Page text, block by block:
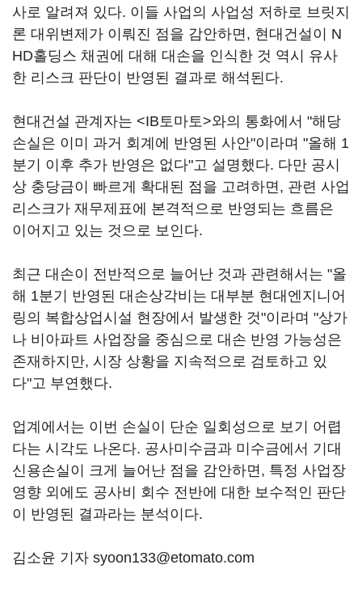
사로 알려져 있다. 이들 사업의 사업성 저하로 브릿지
론 대위변제가 이뤄진 점을 감안하면, 현대건설이 N
HD홀딩스 채권에 대해 대손을 인식한 것 역시 유사
한 리스크 판단이 반영된 결과로 해석된다.
현대건설 관계자는 <IB토마토>와의 통화에서 "해당
손실은 이미 과거 회계에 반영된 사안"이라며 "올해 1
분기 이후 추가 반영은 없다"고 설명했다. 다만 공시
상 충당금이 빠르게 확대된 점을 고려하면, 관련 사업
리스크가 재무제표에 본격적으로 반영되는 흐름은
이어지고 있는 것으로 보인다.
최근 대손이 전반적으로 늘어난 것과 관련해서는 "올
해 1분기 반영된 대손상각비는 대부분 현대엔지니어
링의 복합상업시설 현장에서 발생한 것"이라며 "상가
나 비아파트 사업장을 중심으로 대손 반영 가능성은
존재하지만, 시장 상황을 지속적으로 검토하고 있
다"고 부연했다.
업계에서는 이번 손실이 단순 일회성으로 보기 어렵
다는 시각도 나온다. 공사미수금과 미수금에서 기대
신용손실이 크게 늘어난 점을 감안하면, 특정 사업장
영향 외에도 공사비 회수 전반에 대한 보수적인 판단
이 반영된 결과라는 분석이다.
김소윤 기자 syoon133@etomato.com